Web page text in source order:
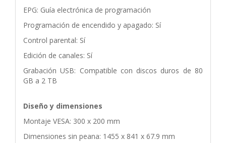
EPG: Guía electrónica de programación
Programación de encendido y apagado: Sí
Control parental: Sí
Edición de canales: Sí
Grabación USB: Compatible con discos duros de 80
GB a 2 TB
Diseño y dimensiones
Montaje VESA: 300 x 200 mm
Dimensiones sin peana: 1455 x 841 x 67.9 mm